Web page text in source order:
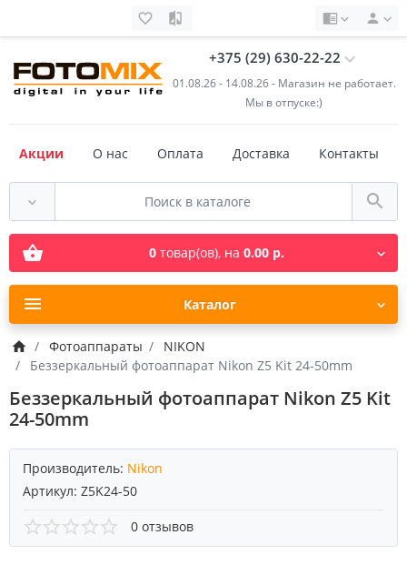
+375 (29) 630-22-22
01.08.26 - 14.08.26 - Магазин не работает.
Мы в отпуске:)
Акции О нас Оплата Доставка Контакты
0товар(ов), на 0.00 р.
Каталог
Фотоаппараты
NIKON
Беззеркальный фотоаппарат Nikon Z5 Kit 24-50mm
Беззеркальный фотоаппарат Nikon Z5 Kit
24-50mm
Производитель: Nikon
Артикул: Z5K24-50
0 отзывов